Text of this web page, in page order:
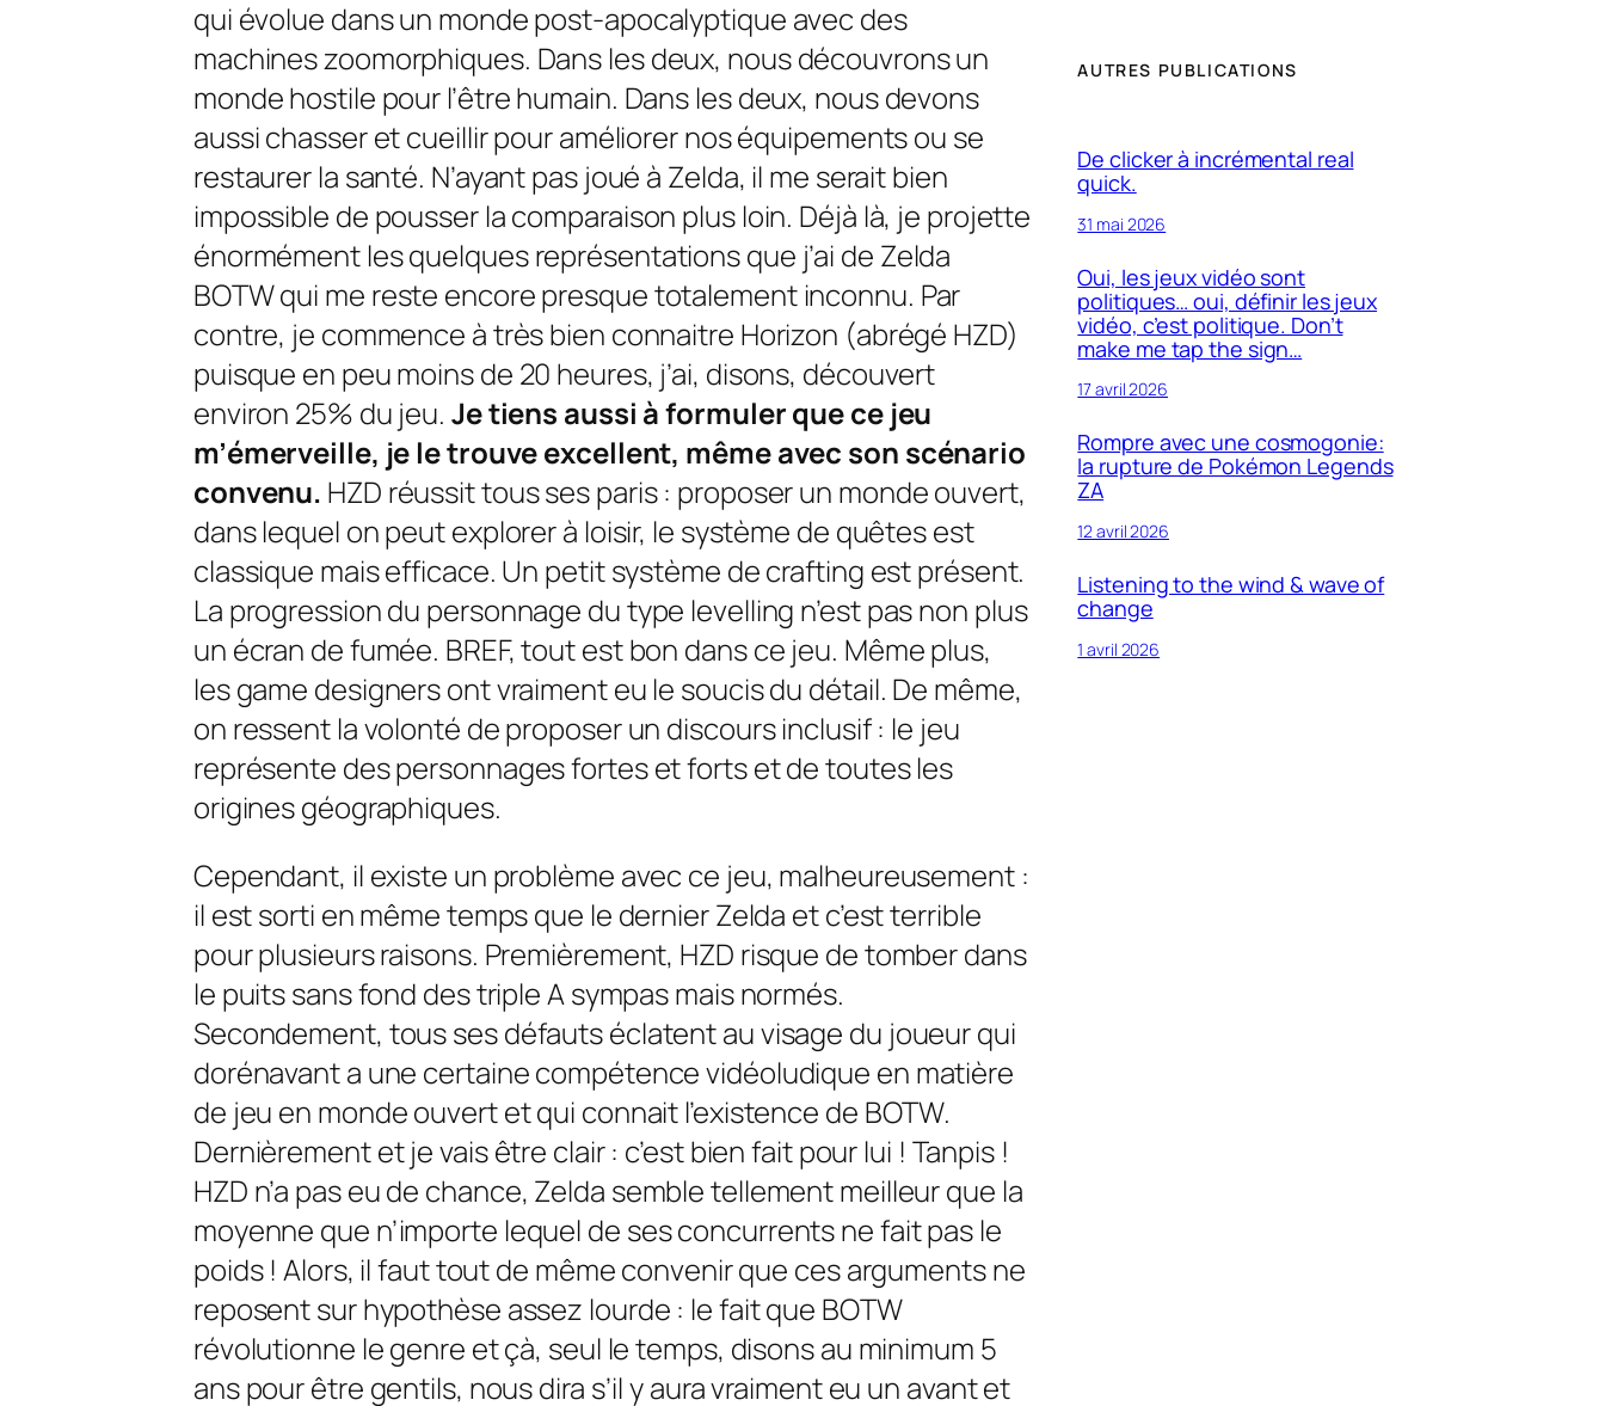
qui évolue dans un monde post-apocalyptique avec des
machines zoomorphiques. Dans les deux, nous découvrons un
monde hostile pour l’être humain. Dans les deux, nous devons
aussi chasser et cueillir pour améliorer nos équipements ou se
restaurer la santé. N’ayant pas joué à Zelda, il me serait bien
impossible de pousser la comparaison plus loin. Déjà là, je projette
énormément les quelques représentations que j’ai de Zelda
BOTW qui me reste encore presque totalement inconnu. Par
contre, je commence à très bien connaitre Horizon (abrégé HZD)
puisque en peu moins de 20 heures, j’ai, disons, découvert
environ 25% du jeu. Je tiens aussi à formuler que ce jeu
m’émerveille, je le trouve excellent, même avec son scénario
convenu. HZD réussit tous ses paris : proposer un monde ouvert,
dans lequel on peut explorer à loisir, le système de quêtes est
classique mais efficace. Un petit système decrafting est présent.
La progression du personnage du type levelling n’est pas non plus
un écran de fumée. BREF, tout est bon dans ce jeu. Même plus,
lesgame designersont vraiment eu le soucis du détail. De même,
on ressent la volonté de proposer un discours inclusif : le jeu
représente des personnages fortes et forts et de toutes les
origines géographiques.
Cependant, il existe un problème avec ce jeu, malheureusement :
il est sorti en même temps que le dernierZelda et c’est terrible
pour plusieurs raisons. Premièrement, HZD risque de tomber dans
le puits sans fond des triple A sympas mais normés.
Secondement, tous ses défauts éclatent au visage du joueur qui
dorénavant a une certaine compétence vidéoludique en matière
de jeu en monde ouvert et qui connait l’existence de BOTW.
Dernièrement et je vais être clair : c’est bien fait pour lui ! Tanpis !
HZD n’a pas eu de chance, Zelda semble tellement meilleur que la
moyenne que n’importe lequel de ses concurrents ne fait pas le
poids ! Alors, il faut tout de même convenir que ces arguments ne
reposent sur hypothèse assez lourde : le fait que BOTW
révolutionne le genre et çà, seul le temps, disons au minimum 5
ans pour être gentils, nous dira s’il y aura vraiment eu un avant et
AUTRES PUBLICATIONS
De clicker à incrémental real
quick.
31 mai 2026
Oui, les jeux vidéo sont
politiques… oui, définir les jeux
vidéo, c’est politique. Don’t
make me tap the sign…
17 avril 2026
Rompre avec une cosmogonie:
la rupture de Pokémon Legends
ZA
12 avril 2026
Listening to the wind & wave of
change
1 avril 2026